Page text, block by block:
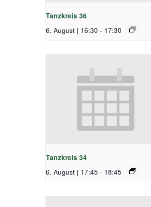
Tanzkreis 36
6. August | 16:30 - 17:30
Tanzkreis 34
6. August | 17:45 - 18:45